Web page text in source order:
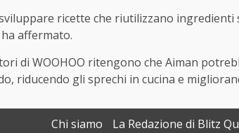
ricette che riutilizzano ingredienti
affermato.
di WOOHOO ritengono che Aiman
riducendo gli sprechi in cucina e
Chi siamo La Redazione di Blitz